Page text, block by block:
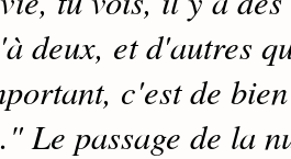
deux, et d'autres
c'est de
Le passage de la